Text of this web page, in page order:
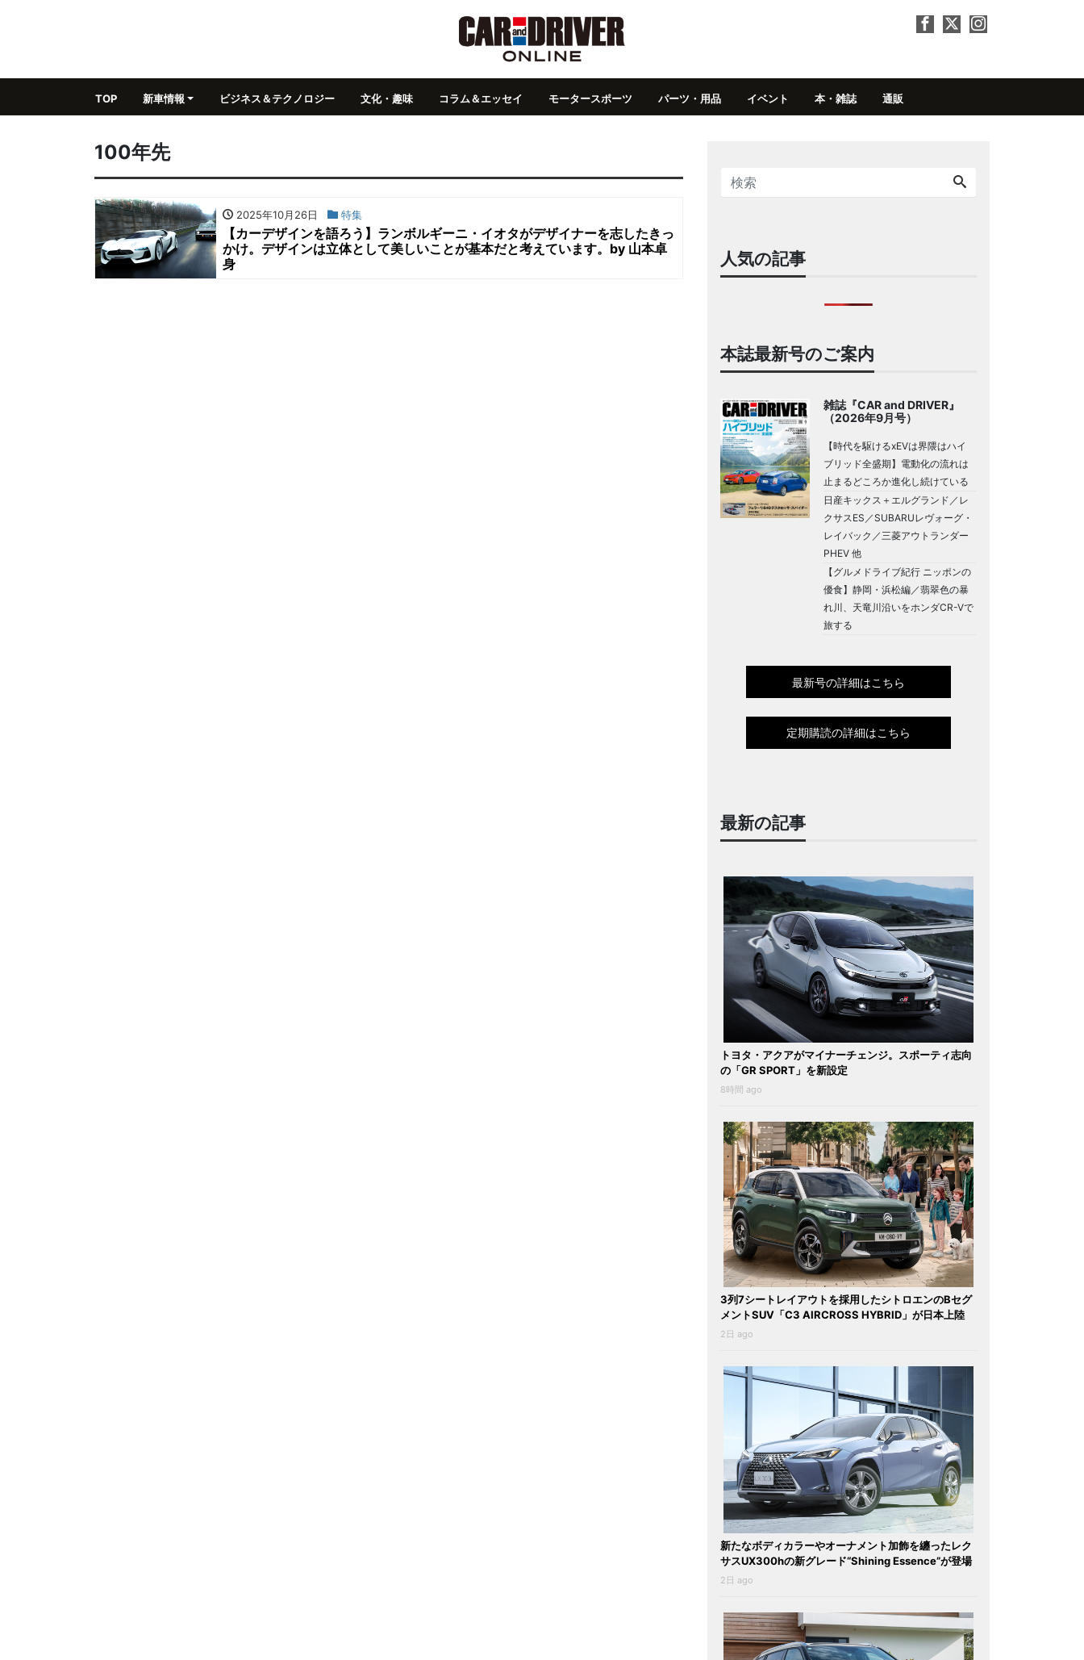
TOP 新車情報 ビジネス＆テクノロジー 文化・趣味 コラム＆エッセイ モータースポーツ パーツ・用品 イベント 本・雑誌 通販
100年先
2025年10月26日 特集
【カーデザインを語ろう】ランボルギーニ・イオタがデザイナーを志したきっ
かけ。デザインは立体として美しいことが基本だと考えています。by 山本卓
身
人気の記事
本誌最新号のご案内
雑誌『CAR and DRIVER』
（2026年9月号）
【時代を駆けるxEVは界隈はハイ
ブリッド全盛期】電動化の流れは
止まるどころか進化し続けている
日産キックス＋エルグランド／レ
クサスES／SUBARUレヴォーグ・
レイバック／三菱アウトランダー
PHEV 他
【グルメドライブ紀行 ニッポンの
優食】静岡・浜松編／翡翠色の暴
れ川、天竜川沿いをホンダCR-Vで
旅する
最新号の詳細はこちら
定期購読の詳細はこちら
最新の記事
トヨタ・アクアがマイナーチェンジ。スポーティ志向
の「GR SPORT」を新設定
8時間 ago
3列7シートレイアウトを採用したシトロエンのBセグ
メントSUV「C3 AIRCROSS HYBRID」が日本上陸
2日 ago
新たなボディカラーやオーナメント加飾を纏ったレク
サスUX300hの新グレード“Shining Essence”が登場
2日 ago